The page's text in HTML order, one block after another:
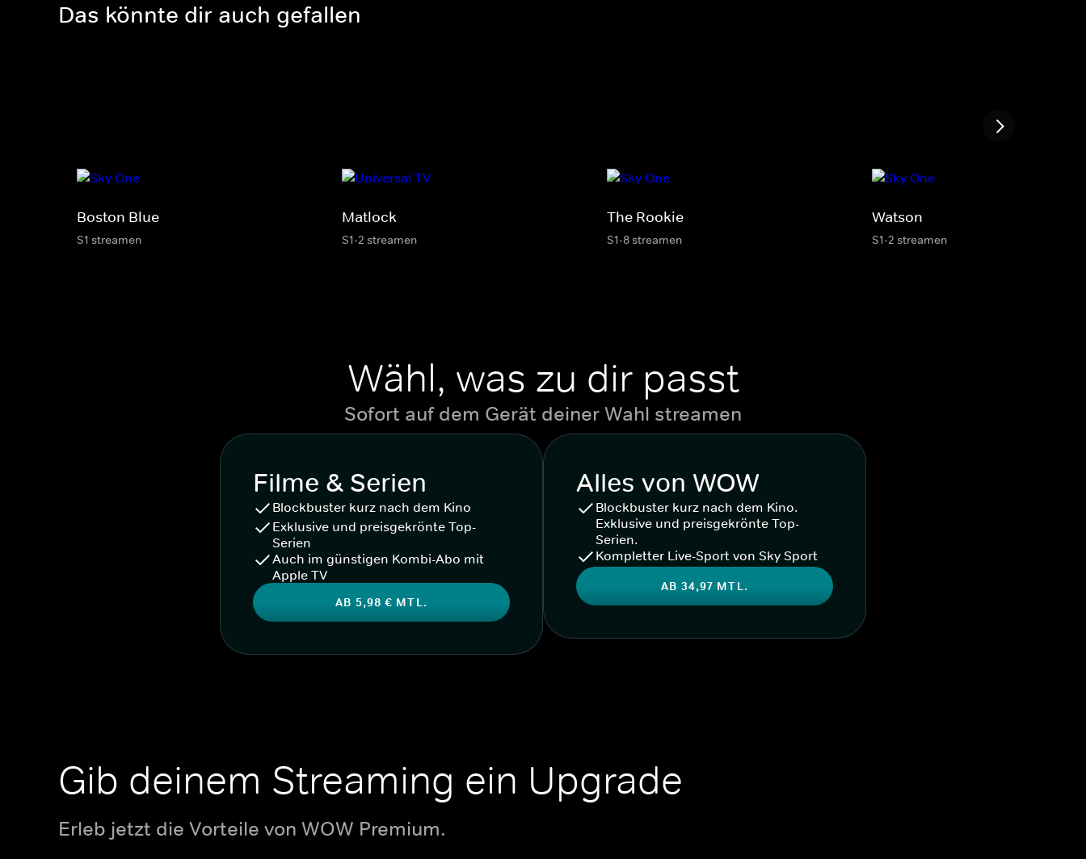
Das könnte dir auch gefallen
Boston Blue
S1 streamen
Matlock
S1-2 streamen
The Rookie
S1-8 streamen
Watson
S1-2 streamen
Wähl, was zu dir passt
Sofort auf dem Gerät deiner Wahl streamen
Filme & Serien
Blockbuster kurz nach dem Kino
Exklusive und preisgekrönte Top-
Serien
Auch im günstigen Kombi-Abo mit
Apple TV
AB 5,98 € MTL.
Alles von WOW
Blockbuster kurz nach dem Kino.
Exklusive und preisgekrönte Top-
Serien.
Kompletter Live-Sport von Sky Sport
AB 34,97 MTL.
Gib deinem Streaming ein Upgrade
Erleb jetzt die Vorteile von WOW Premium.